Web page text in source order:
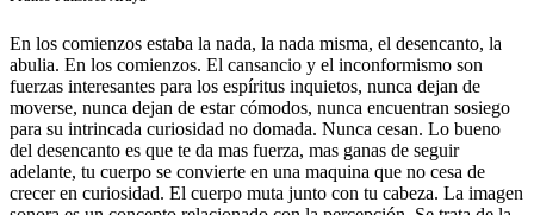
En los comienzos estaba la nada, la nada misma, el desencanto, la
abulia. En los comienzos. El cansancio y el inconformismo son
fuerzas interesantes para los espíritus inquietos, nunca dejan de
moverse, nunca dejan de estar cómodos, nunca encuentran sosiego
para su intrincada curiosidad no domada. Nunca cesan. Lo bueno
del desencanto es que te da mas fuerza, mas ganas de seguir
adelante, tu cuerpo se convierte en una maquina que no cesa de
crecer en curiosidad. El cuerpo muta junto con tu cabeza. La imagen